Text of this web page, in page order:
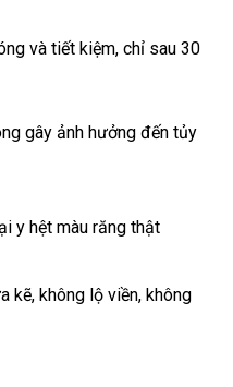
và tiết kiệm, chỉ sau 30
gây ảnh hưởng đến tủy
y hệt màu răng thật
kẽ, không lộ viền, không